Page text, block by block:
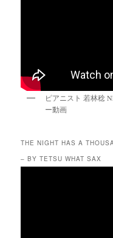
ピアニスト 若林稔
ー動画
THE NIGHT HAS A
– BY TETSU WHAT SAX